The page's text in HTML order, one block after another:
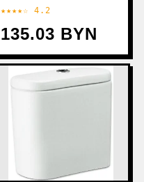
★★★★☆ 4.2
135.03 BYN